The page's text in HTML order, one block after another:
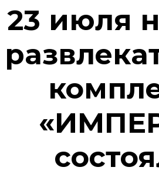
23 июля